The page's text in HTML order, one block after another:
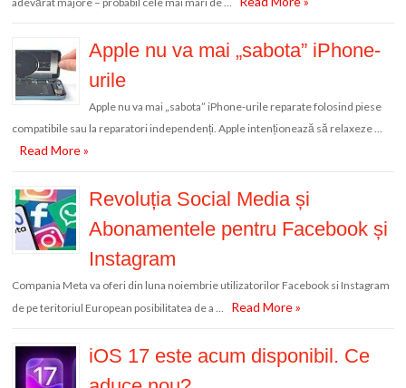
Apple nu va mai „sabota” iPhone-
urile
Apple nu va mai „sabota” iPhone-urile reparate folosind piese
compatibile sau la reparatori independenți. Apple intenționează să relaxeze …
Read More »
Revoluția Social Media și
Abonamentele pentru Facebook și
Instagram
Compania Meta va oferi din luna noiembrie utilizatorilor Facebook si Instagram
de pe teritoriul European posibilitatea de a …
Read More »
iOS 17 este acum disponibil. Ce